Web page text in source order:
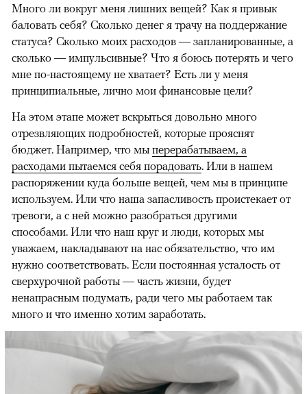
Много ли вокруг меня лишних вещей? Как я привык
баловать себя? Сколько денег я трачу на поддержание
статуса? Сколько моих расходов — запланированные, а
сколько — импульсивные? Что я боюсь потерять и чего
мне по-настоящему не хватает? Есть ли у меня
принципиальные, лично мои финансовые цели?
00:00 / 00:00
На этом этапе может вскрыться довольно много
отрезвляющих подробностей, которые прояснят
бюджет. Например, что мы перерабатываем, а
расходами пытаемся себя порадовать. Или в нашем
распоряжении куда больше вещей, чем мы в принципе
используем. Или что наша запасливость проистекает от
тревоги, а с ней можно разобраться другими
способами. Или что наш круг и люди, которых мы
уважаем, накладывают на нас обязательство, что им
нужно соответствовать. Если постоянная усталость от
сверхурочной работы — часть жизни, будет
ненапрасным подумать, ради чего мы работаем так
много и что именно хотим заработать.